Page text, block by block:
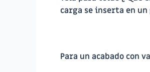
carga se inserta en
Para un acabado con